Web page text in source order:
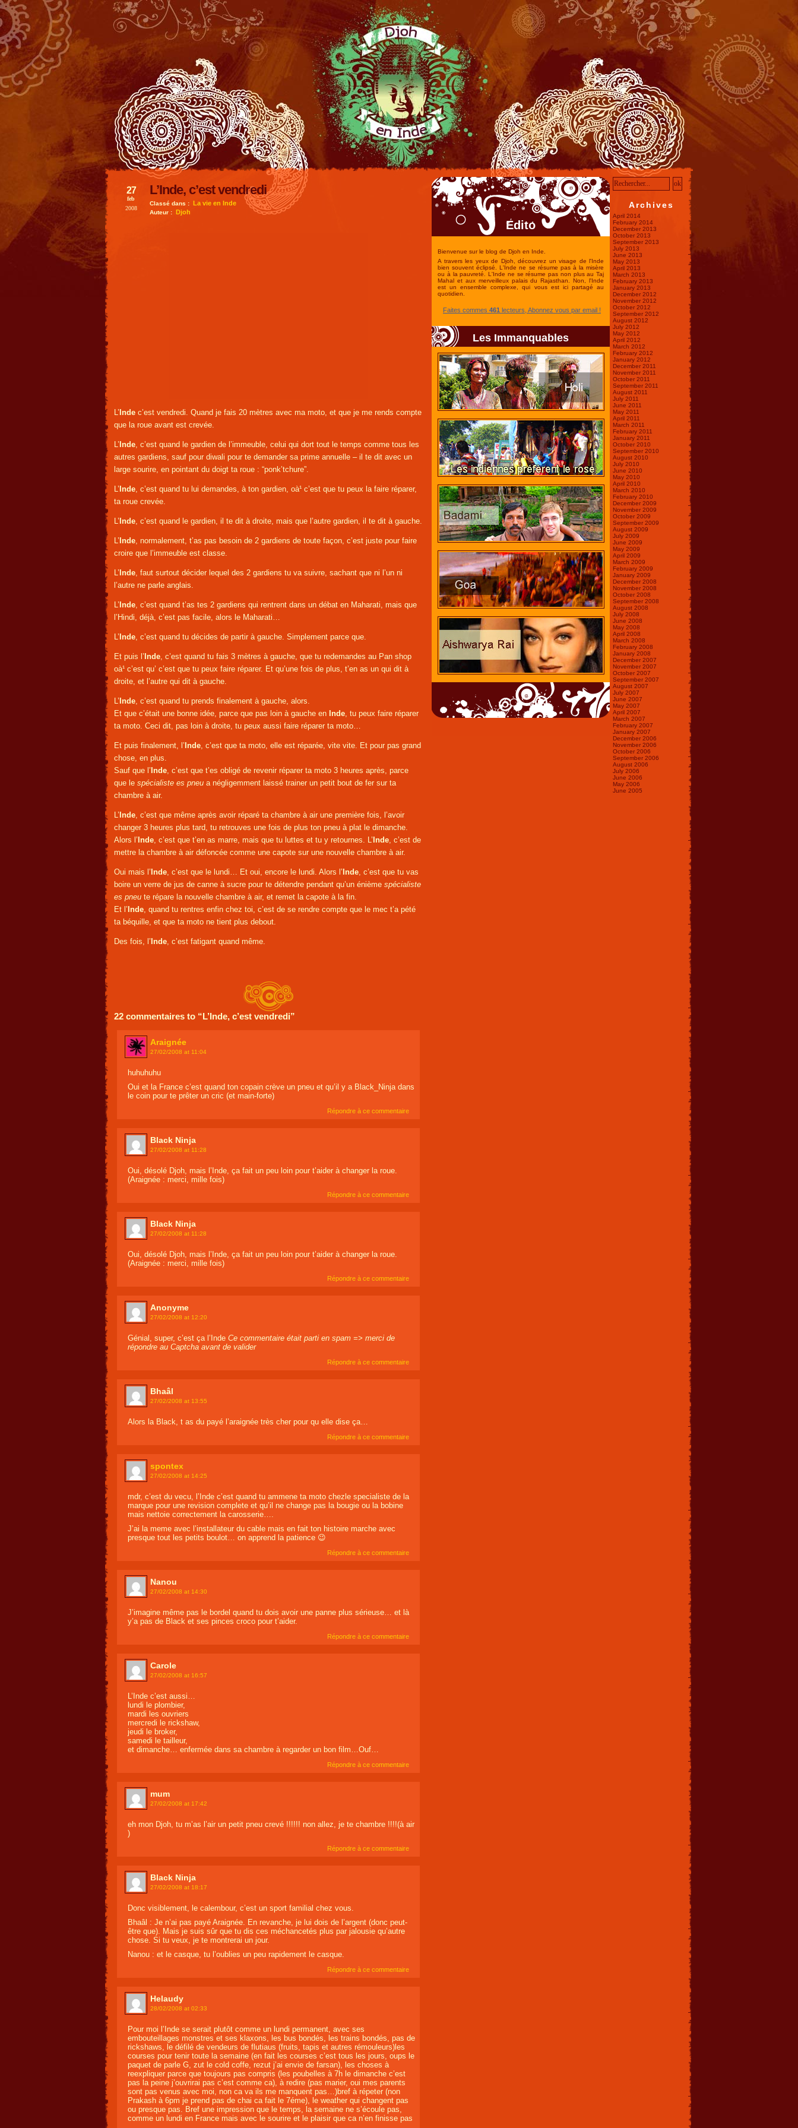
L’Inde, c’est vendredi
27
feb
2008
Classé dans : La vie en Inde
Auteur : Djoh
L’ Inde c’est vendredi. Quand je fais 20 mètres avec ma moto, et que je me rends compte
que la roue avant est crevée.
L’ Inde, c’est quand le gardien de l’immeuble, celui qui dort tout le temps comme tous les
autres gardiens, sauf pour diwali pour te demander sa prime annuelle – il te dit avec un
large sourire, en pointant du doigt ta roue : “ponk’tchure”.
L’ Inde, c’est quand tu lui demandes, à ton gardien, oà¹ c’est que tu peux la faire réparer,
ta roue crevée.
L’ Inde, c’est quand le gardien, il te dit à droite, mais que l’autre gardien, il te dit à gauche.
L’ Inde, normalement, t’as pas besoin de 2 gardiens de toute façon, c’est juste pour faire
croire que l’immeuble est classe.
L’ Inde, faut surtout décider lequel des 2 gardiens tu va suivre, sachant que ni l’un ni
l’autre ne parle anglais.
L’ Inde, c’est quand t’as tes 2 gardiens qui rentrent dans un débat en Maharati, mais que
l’Hindi, déjà, c’est pas facile, alors le Maharati…
L’ Inde, c’est quand tu décides de partir à gauche. Simplement parce que.
Et puis l’ Inde, c’est quand tu fais 3 mètres à gauche, que tu redemandes au Pan shop
oà¹ c’est qu’ c’est que tu peux faire réparer. Et qu’une fois de plus, t’en as un qui dit à
droite, et l’autre qui dit à gauche.
L’ Inde, c’est quand tu prends finalement à gauche, alors.
Et que c’était une bonne idée, parce que pas loin à gauche en Inde, tu peux faire réparer
ta moto. Ceci dit, pas loin à droite, tu peux aussi faire réparer ta moto…
Et puis finalement, l’ Inde, c’est que ta moto, elle est réparée, vite vite. Et pour pas grand
chose, en plus.
Sauf que l’ Inde, c’est que t’es obligé de revenir réparer ta moto 3 heures après, parce
que le spécialiste es pneu a négligemment laissé trainer un petit bout de fer sur ta
chambre à air.
L’ Inde, c’est que même après avoir réparé ta chambre à air une première fois, l’avoir
changer 3 heures plus tard, tu retrouves une fois de plus ton pneu à plat le dimanche.
Alors l’ Inde, c’est que t’en as marre, mais que tu luttes et tu y retournes. L’ Inde, c’est de
mettre la chambre à air défoncée comme une capote sur une nouvelle chambre à air.
Oui mais l’ Inde, c’est que le lundi… Et oui, encore le lundi. Alors l’ Inde, c’est que tu vas
boire un verre de jus de canne à sucre pour te détendre pendant qu’un énième spécialiste
es pneu te répare la nouvelle chambre à air, et remet la capote à la fin.
Et l’ Inde, quand tu rentres enfin chez toi, c’est de se rendre compte que le mec t’a pété
ta béquille, et que ta moto ne tient plus debout.
Des fois, l’ Inde, c’est fatigant quand même.
22 commentaires to “L’Inde, c’est vendredi”
Araignée
27/02/2008 at 11:04
huhuhuhu
Oui et la France c’est quand ton copain crève un pneu et qu’il y a Black_Ninja dans
le coin pour te prêter un cric (et main-forte)
Répondre à ce commentaire
Black Ninja
27/02/2008 at 11:28
Oui, désolé Djoh, mais l’Inde, ça fait un peu loin pour t’aider à changer la roue.
(Araignée : merci, mille fois)
Répondre à ce commentaire
Black Ninja
27/02/2008 at 11:28
Oui, désolé Djoh, mais l’Inde, ça fait un peu loin pour t’aider à changer la roue.
(Araignée : merci, mille fois)
Répondre à ce commentaire
Anonyme
27/02/2008 at 12:20
Génial, super, c’est ça l’Inde Ce commentaire était parti en spam => merci de
répondre au Captcha avant de valider
Répondre à ce commentaire
Bhaâl
27/02/2008 at 13:55
Alors la Black, t as du payé l’araignée très cher pour qu elle dise ça…
Répondre à ce commentaire
spontex
27/02/2008 at 14:25
mdr, c’est du vecu, l’Inde c’est quand tu ammene ta moto chezle specialiste de la
marque pour une revision complete et qu’il ne change pas la bougie ou la bobine
mais nettoie correctement la carosserie….
J’ai la meme avec l’installateur du cable mais en fait ton histoire marche avec
presque tout les petits boulot… on apprend la patience 😉
Répondre à ce commentaire
Nanou
27/02/2008 at 14:30
J’imagine même pas le bordel quand tu dois avoir une panne plus sérieuse… et là
y’a pas de Black et ses pinces croco pour t’aider.
Répondre à ce commentaire
Carole
27/02/2008 at 16:57
L’Inde c’est aussi…
lundi le plombier,
mardi les ouvriers
mercredi le rickshaw,
jeudi le broker,
samedi le tailleur,
et dimanche… enfermée dans sa chambre à regarder un bon film…Ouf…
Répondre à ce commentaire
mum
27/02/2008 at 17:42
eh mon Djoh, tu m’as l’air un petit pneu crevé !!!!!! non allez, je te chambre !!!!(à air
)
Répondre à ce commentaire
Black Ninja
27/02/2008 at 18:17
Donc visiblement, le calembour, c’est un sport familial chez vous.
Bhaâl : Je n’ai pas payé Araignée. En revanche, je lui dois de l’argent (donc peut-
être que). Mais je suis sûr que tu dis ces méchancetés plus par jalousie qu’autre
chose. Si tu veux, je te montrerai un jour.
Nanou : et le casque, tu l’oublies un peu rapidement le casque.
Répondre à ce commentaire
Helaudy
28/02/2008 at 02:33
Pour moi l’Inde se serait plutôt comme un lundi permanent, avec ses
embouteillages monstres et ses klaxons, les bus bondés, les trains bondés, pas de
rickshaws, le défilé de vendeurs de flutiaus (fruits, tapis et autres rémouleurs)les
courses pour tenir toute la semaine (en fait les courses c’est tous les jours, oups le
paquet de parle G, zut le cold coffe, rezut j’ai envie de farsan), les choses à
reexpliquer parce que toujours pas compris (les poubelles à 7h le dimanche c’est
pas la peine j’ouvrirai pas c’est comme ca), à redire (pas marier, oui mes parents
sont pas venus avec moi, non ca va ils me manquent pas…)bref à répeter (non
Prakash à 6pm je prend pas de chai ca fait le 7éme), le weather qui changent pas
ou presque pas. Bref une impression que le temps, la semaine ne s’écoule pas,
comme un lundi en France mais avec le sourire et le plaisir que ca n’en finisse pas
Edito
Bienvenue sur le blog de Djoh en Inde.
A travers les yeux de Djoh, découvrez un visage de l'Inde
bien souvent éclipsé. L'Inde ne se résume pas à la misère
ou à la pauvreté. L'Inde ne se résume pas non plus au Taj
Mahal et aux merveilleux palais du Rajasthan. Non, l'Inde
est un ensemble complexe, qui vous est ici partagé au
quotidien.
Faites commes 461 lecteurs, Abonnez vous par email !
Les Immanquables
Archives
April 2014
February 2014
December 2013
October 2013
September 2013
July 2013
June 2013
May 2013
April 2013
March 2013
February 2013
January 2013
December 2012
November 2012
October 2012
September 2012
August 2012
July 2012
May 2012
April 2012
March 2012
February 2012
January 2012
December 2011
November 2011
October 2011
September 2011
August 2011
July 2011
June 2011
May 2011
April 2011
March 2011
February 2011
January 2011
October 2010
September 2010
August 2010
July 2010
June 2010
May 2010
April 2010
March 2010
February 2010
December 2009
November 2009
October 2009
September 2009
August 2009
July 2009
June 2009
May 2009
April 2009
March 2009
February 2009
January 2009
December 2008
November 2008
October 2008
September 2008
August 2008
July 2008
June 2008
May 2008
April 2008
March 2008
February 2008
January 2008
December 2007
November 2007
October 2007
September 2007
August 2007
July 2007
June 2007
May 2007
April 2007
March 2007
February 2007
January 2007
December 2006
November 2006
October 2006
September 2006
August 2006
July 2006
June 2006
May 2006
June 2005